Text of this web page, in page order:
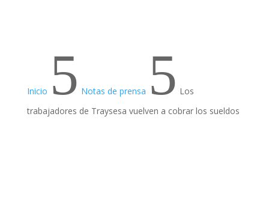
Inicio 5 Notas de prensa 5 Los
trabajadores de Traysesa vuelven a cobrar los sueldos